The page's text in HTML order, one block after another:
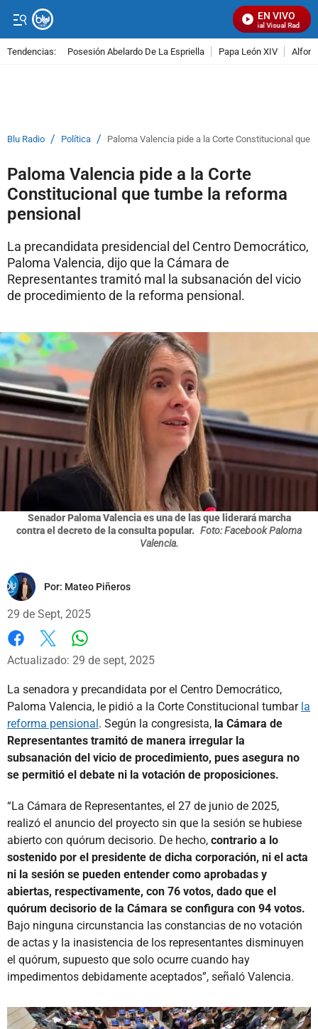
EN VIVO
Señal Visual Radio
Tendencias: Posesión Abelardo De La Espriella Papa León XIV
Blu Radio / Política / Paloma Valencia pide a la Corte Constitucional que
Paloma Valencia pide a la Corte
Constitucional que tumbe la reforma
pensional
La precandidata presidencial del Centro Democrático,
Paloma Valencia, dijo que la Cámara de
Representantes tramitó mal la subsanación del vicio
de procedimiento de la reforma pensional.
Senador Paloma Valencia es una de las que liderará marcha
contra el decreto de la consulta popular. Foto: Facebook Paloma
Valencia.
Por: Mateo Piñeros
29 de Sept, 2025
Facebook
X
Actualizado: 29 de sept, 2025
La senadora y precandidata por el Centro Democrático,
Paloma Valencia, le pidió a la Corte Constitucional tumbar la
reforma pensional. Según la congresista, la Cámara de
Representantes tramitó de manera irregular la
subsanación del vicio de procedimiento, pues asegura no
se permitió el debate ni la votación de proposiciones.
“La Cámara de Representantes, el 27 de junio de 2025,
realizó el anuncio del proyecto sin que la sesión se hubiese
abierto con quórum decisorio. De hecho, contrario a lo
sostenido por el presidente de dicha corporación, ni el acta
ni la sesión se pueden entender como aprobadas y
abiertas, respectivamente, con 76 votos, dado que el
quórum decisorio de la Cámara se configura con 94 votos.
Bajo ninguna circunstancia las constancias de no votación
de actas y la inasistencia de los representantes disminuyen
el quórum, supuesto que solo ocurre cuando hay
impedimentos debidamente aceptados”, señaló Valencia.